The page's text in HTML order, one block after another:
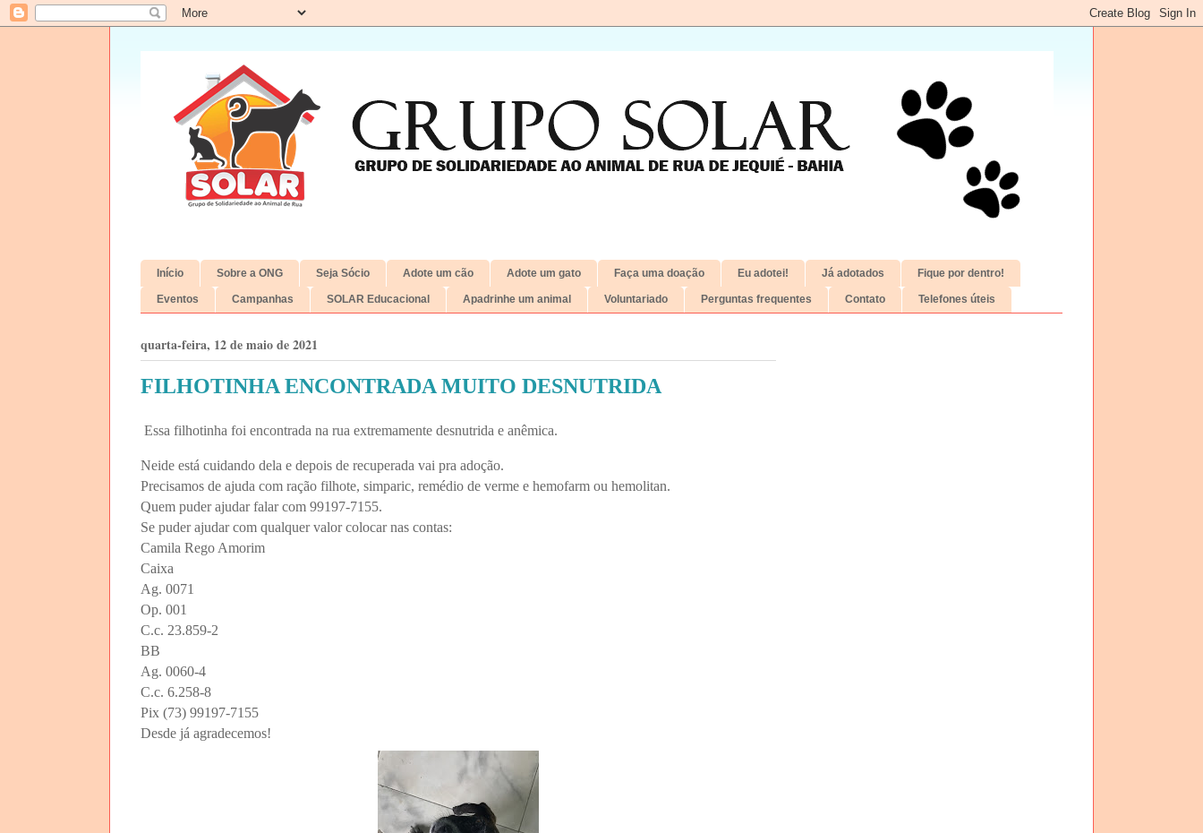
Início Sobre a ONG Seja Sócio Adote um cão Adote um gato Faça uma doação Eu adotei! Já adotados Fique por dentro!
Eventos Campanhas SOLAR Educacional Apadrinhe um animal Voluntariado Perguntas frequentes Contato Telefones úteis
quarta-feira, 12 de maio de 2021
FILHOTINHA ENCONTRADA MUITO DESNUTRIDA
Essa filhotinha foi encontrada na rua extremamente desnutrida e anêmica.
Neide está cuidando dela e depois de recuperada vai pra adoção.
Precisamos de ajuda com ração filhote, simparic, remédio de verme e hemofarm ou hemolitan.
Quem puder ajudar falar com 99197-7155.
Se puder ajudar com qualquer valor colocar nas contas:
Camila Rego Amorim
Caixa
Ag. 0071
Op. 001
C.c. 23.859-2
BB
Ag. 0060-4
C.c. 6.258-8
Pix (73) 99197-7155
Desde já agradecemos!